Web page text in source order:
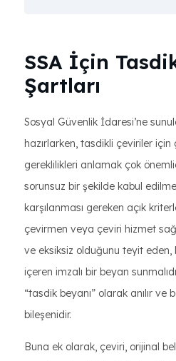
SSA İçin
Şartları
Sosyal Güvenlik İdaresi’ne
hazırlarken, tasdikli çeviriler için
gereklilikleri anlamak çok
sorunsuz bir şekilde kabul
karşılanması gereken açık
çevirmen veya çeviri hizmet
ve eksiksiz olduğunu teyit eden,
içeren imzalı bir beyan
“tasdik beyanı” olarak anılır ve
bileşenidir.
Buna ek olarak, çeviri, orijinal